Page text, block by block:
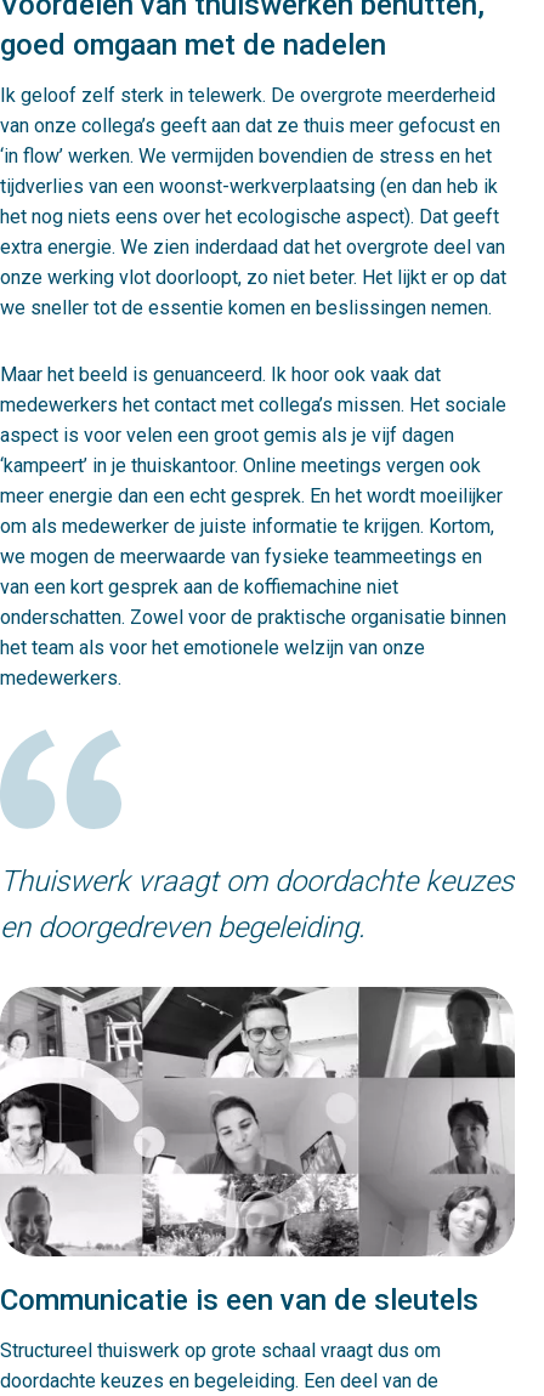
goed omgaan met de nadelen
Ik geloof zelf sterk in telewerk. De overgrote meerderheid
van onze collega’s geeft aan dat ze thuis meer gefocust en
‘in flow’ werken. We vermijden bovendien de stress en het
tijdverlies van een woonst-werkverplaatsing (en dan heb ik
het nog niets eens over het ecologische aspect). Dat geeft
extra energie. We zien inderdaad dat het overgrote deel van
onze werking vlot doorloopt, zo niet beter. Het lijkt er op dat
we sneller tot de essentie komen en beslissingen nemen.
Maar het beeld is genuanceerd. Ik hoor ook vaak dat
medewerkers het contact met collega’s missen. Het sociale
aspect is voor velen een groot gemis als je vijf dagen
‘kampeert’ in je thuiskantoor. Online meetings vergen ook
meer energie dan een echt gesprek. En het wordt moeilijker
om als medewerker de juiste informatie te krijgen. Kortom,
we mogen de meerwaarde van fysieke teammeetings en
van een kort gesprek aan de koffiemachine niet
onderschatten. Zowel voor de praktische organisatie binnen
het team als voor het emotionele welzijn van onze
medewerkers.
Thuiswerk vraagt om doordachte keuzes
en doorgedreven begeleiding.
Communicatie is een van de sleutels
Structureel thuiswerk op grote schaal vraagt dus om
doordachte keuzes en begeleiding. Een deel van de